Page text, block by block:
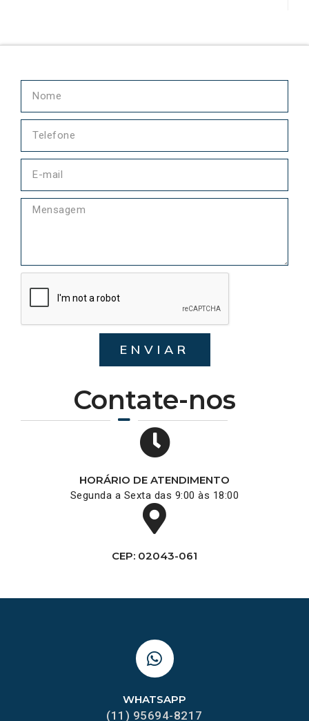
Contate-nos
HORÁRIO DE ATENDIMENTO
Segunda a Sexta das 9:00 às 18:00
CEP: 02043-061
ENVIAR
WHATSAPP
(11) 95694-8217